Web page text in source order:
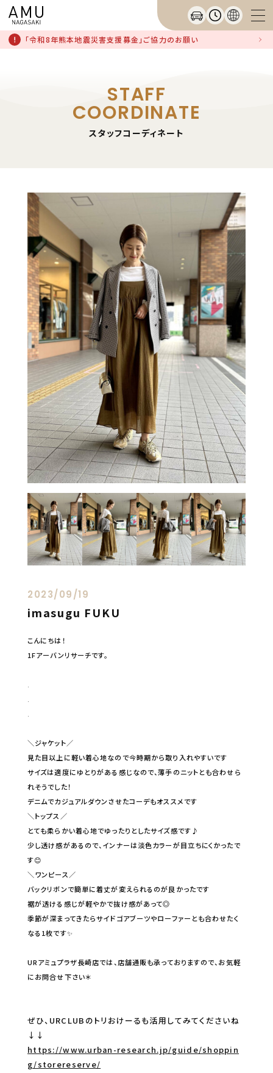
「令和8年熊本地震災害支援募金」ご協力のお願い
STAFF
COORDINATE
スタッフコーディネート
2023/09/19
imasugu FUKU
こんにちは！
1Fアーバンリサーチです。
＼ジャケット／
見た目以上に軽い着心地なので今時期から取り入れやすいです
サイズは適度にゆとりがある感じなので、薄手のニットとも合わせら
れそうでした！
デニムでカジュアルダウンさせたコーデもオススメです
＼トップス／
とても柔らかい着心地でゆったりとしたサイズ感です♪
少し透け感があるので、インナーは淡色カラーが目立ちにくかったで
す😊
＼ワンピース／
バックリボンで簡単に着丈が変えられるのが良かったです
裾が透ける感じが軽やかで抜け感があって◎
季節が深まってきたらサイドゴアブーツやローファーとも合わせたく
なる1枚です✨
URアミュプラザ長崎店では、店舗通販も承っておりますので、お気軽
にお問合せ下さい＊
ぜひ、URCLUBのトリおけーるも活用してみてくださいね
↓↓
https://www.urban-research.jp/guide/shoppin
g/storereserve/